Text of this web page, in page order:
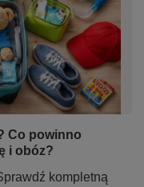
Co powinno
i obóz?
kompletną